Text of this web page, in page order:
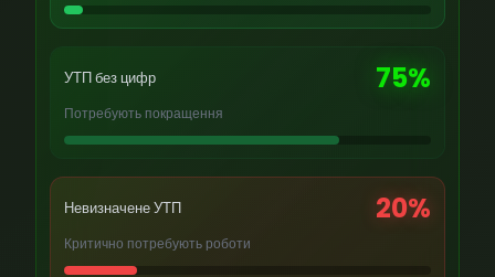
УТП без цифр 75%
Потребують покращення
Невизначене УТП 20%
Критично потребують роботи